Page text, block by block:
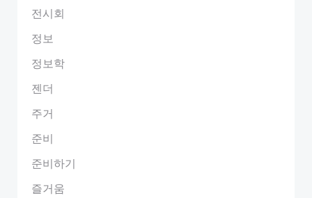
전시회
정보
정보학
젠더
주거
준비
준비하기
즐거움